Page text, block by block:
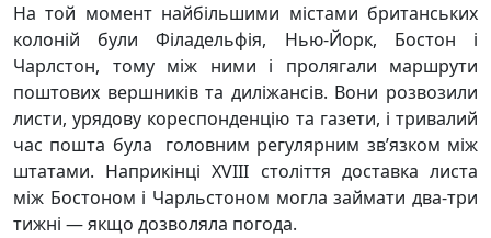
На той момент найбільшими містами британських
колоній були Філадельфія, Нью-Йорк, Бостон і
Чарлстон, тому між ними і пролягали маршрути
поштових вершників та диліжансів. Вони розвозили
листи, урядову кореспонденцію та газети, і тривалий
час пошта була головним регулярним зв’язком між
штатами. Наприкінці XVIII століття доставка листа
між Бостоном і Чарльстоном могла займати два-три
тижні — якщо дозволяла погода.